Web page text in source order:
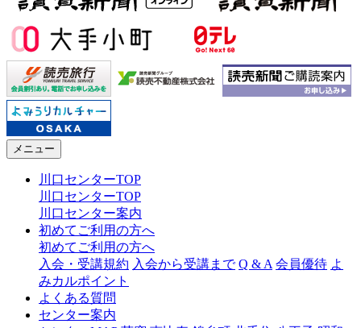
メニュー
川口センターTOP
川口センターTOP
川口センター案内
初めてご利用の方へ
初めてご利用の方へ
入会・受講規約 入会から受講まで Q & A 会員優待 よ
みカルポイント
よくある質問
センター案内